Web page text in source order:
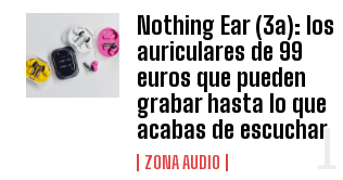
Nothing Ear (3a): los
auriculares de 99
euros que pueden
grabar hasta lo que
acabas de escuchar
ZONA AUDIO